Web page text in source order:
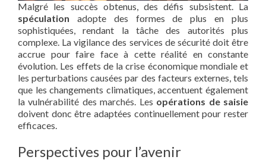
Malgré les succès obtenus, des défis subsistent. La
spéculation adopte des formes de plus en plus
sophistiquées, rendant la tâche des autorités plus
complexe. La vigilance des services de sécurité doit être
accrue pour faire face à cette réalité en constante
évolution. Les effets de la crise économique mondiale et
les perturbations causées par des facteurs externes, tels
que les changements climatiques, accentuent également
la vulnérabilité des marchés. Les opérations de saisie
doivent donc être adaptées continuellement pour rester
efficaces.
Perspectives pour l’avenir